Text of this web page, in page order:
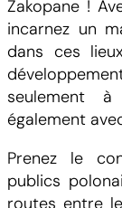
c
k
e
t
t
o
i
d
Zakopane !
incarnez un
dans ces
seulement
également
Prenez le
publics
routes entre